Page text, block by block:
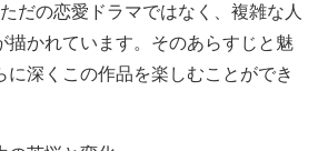
だの恋愛ドラマではなく、複雑な人
描かれています。そのあらすじと魅
に深くこの作品を楽しむことができ